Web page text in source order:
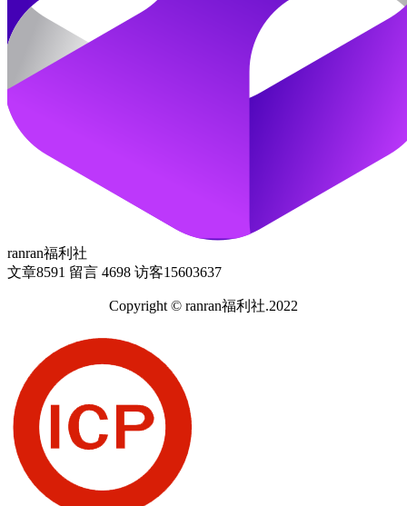
ranran福利社
文章8591 留言 4698 访客15603637
Copyright © ranran福利社.2022